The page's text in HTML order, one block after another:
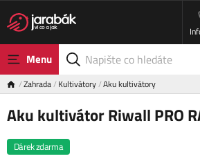
Menu
Zahrada Kultivátory Aku kultivátory
Aku kultivátor Riwall PRO
Dárek zdarma